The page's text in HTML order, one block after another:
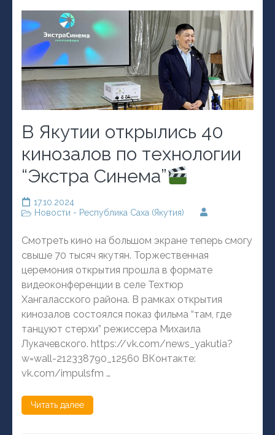
В Якутии открылись 40
кинозалов по технологии
“Экстра Синема”
17.10.2024
Новости - Республика Саха (Якутия)
Смотреть кино на большом экране теперь смогу
свыше 70 тысяч якутян. Торжественная
церемония открытия прошла в формате
видеоконференции в селе Техтюр
Хангаласского района. В рамках открытия
кинозалов состоялся показ фильма “там, где
танцуют стерхи” режиссера Михаила
Лукачевского. https://vk.com/news_yakutia?
w=wall-212338790_12560 ВКонтакте:
vk.com/impulsfm …
Читать далее